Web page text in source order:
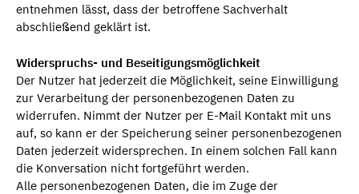
entnehmen lässt, dass der betroffene Sachverhalt
abschließend geklärt ist.
Widerspruchs- und Beseitigungsmöglichkeit
Der Nutzer hat jederzeit die Möglichkeit, seine Einwilligung
zur Verarbeitung der personenbezogenen Daten zu
widerrufen. Nimmt der Nutzer per E-Mail Kontakt mit uns
auf, so kann er der Speicherung seiner personenbezogenen
Daten jederzeit widersprechen. In einem solchen Fall kann
die Konversation nicht fortgeführt werden.
Alle personenbezogenen Daten, die im Zuge der